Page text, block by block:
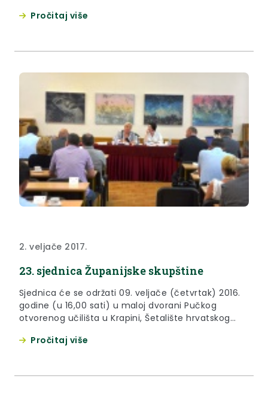
pučkog otvorenog učilišta u Krapini u četvrtak, 9.
Pročitaj više
2. veljače 2017.
23. sjednica Županijske skupštine
Sjednica će se održati 09. veljače (četvrtak) 2016.
godine (u 16,00 sati) u maloj dvorani Pučkog
otvorenog učilišta u Krapini, Šetalište hrvatskog
Pročitaj više